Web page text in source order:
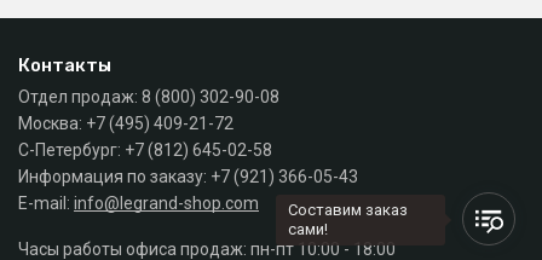
Контакты
Отдел продаж: 8 (800) 302-90-08
Москва: +7 (495) 409-21-72
С-Петербург: +7 (812) 645-02-58
Информация по заказу: +7 (921) 366-05-43
E-mail: info@legrand-shop.com
Часы работы офиса продаж: пн-пт 10:00 - 18:00
Составим заказ
сами!